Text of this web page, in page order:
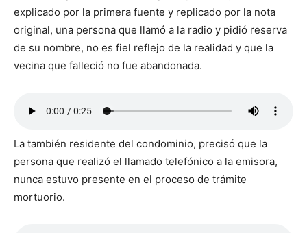
explicado por la primera fuente y replicado por la nota
original, una persona que llamó a la radio y pidió reserva
de su nombre, no es fiel reflejo de la realidad y que la
vecina que falleció no fue abandonada.
La también residente del condominio, precisó que la
persona que realizó el llamado telefónico a la emisora,
nunca estuvo presente en el proceso de trámite
mortuorio.